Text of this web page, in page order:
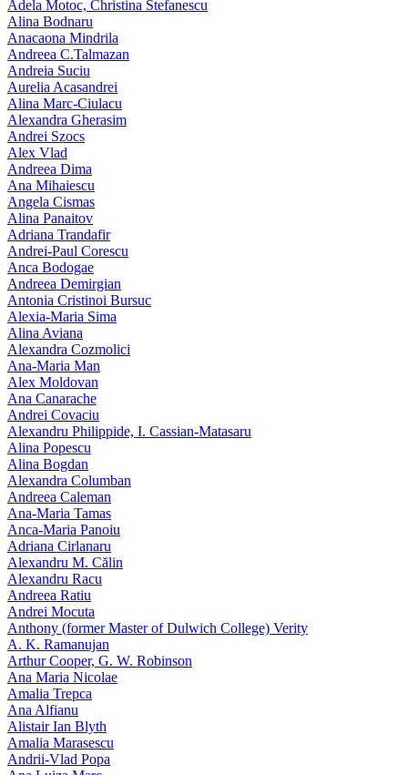
Adela Motoc, Christina Stefanescu
Alina Bodnaru
Anacaona Mindrila
Andreea C.Talmazan
Andreia Suciu
Aurelia Acasandrei
Alina Marc-Ciulacu
Alexandra Gherasim
Andrei Szocs
Alex Vlad
Andreea Dima
Ana Mihaiescu
Angela Cismas
Alina Panaitov
Adriana Trandafir
Andrei-Paul Corescu
Anca Bodogae
Andreea Demirgian
Antonia Cristinoi Bursuc
Alexia-Maria Sima
Alina Aviana
Alexandra Cozmolici
Ana-Maria Man
Alex Moldovan
Ana Canarache
Andrei Covaciu
Alexandru Philippide, I. Cassian‑Matasaru
Alina Popescu
Alina Bogdan
Alexandra Columban
Andreea Caleman
Ana-Maria Tamas
Anca-Maria Panoiu
Adriana Cirlanaru
Alexandru M. Călin
Alexandru Racu
Andreea Ratiu
Andrei Mocuta
Anthony (former Master of Dulwich College) Verity
A. K. Ramanujan
Arthur Cooper, G. W. Robinson
Ana Maria Nicolae
Amalia Trepca
Ana Alfianu
Alistair Ian Blyth
Amalia Marasescu
Andrii-Vlad Popa